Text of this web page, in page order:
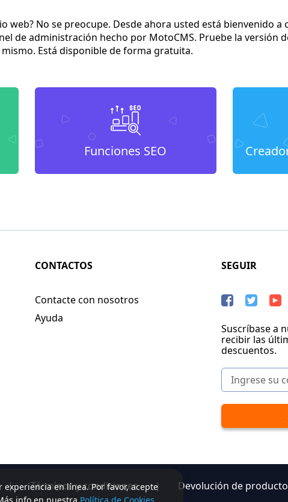
web? No se preocupe. Desde ahora usted está bienvenido
de administración hecho por MotoCMS. Pruebe la versión
Está disponible de forma gratuita.
Funciones SEO
en línea. Por favor, acepte
CONTACTOS
Contacte con nosotros
Ayuda
SEGUIR
Suscríbase a
recibir las
descuentos.
| Términos y condiciones |
Devolución de